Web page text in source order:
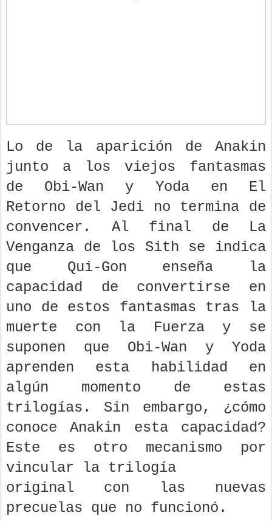
Lo de la aparición de Anakin
junto a los viejos fantasmas
de Obi-Wan y Yoda en El
Retorno del Jedi no termina de
convencer. Al final de La
Venganza de los Sith se indica
que Qui-Gon enseña la
capacidad de convertirse en
uno de estos fantasmas tras la
muerte con la Fuerza y se
suponen que Obi-Wan y Yoda
aprenden esta habilidad en
algún momento de estas
trilogías. Sin embargo, ¿cómo
conoce Anakin esta capacidad?
Este es otro mecanismo por
vincular la trilogía
original con las nuevas
precuelas que no funcionó.